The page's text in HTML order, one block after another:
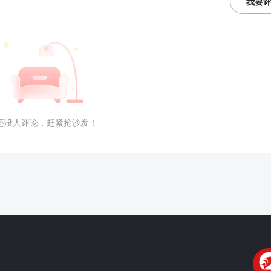
没人评论，赶紧抢沙发！